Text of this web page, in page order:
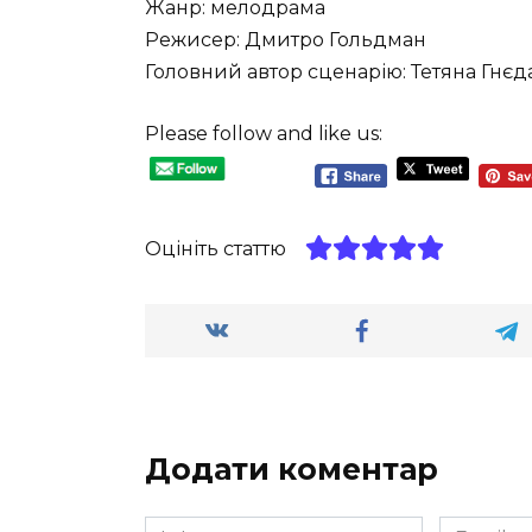
Жанр: мелодрама
Режисер: Дмитро Гольдман
Головний автор сценарію: Тетяна
Please follow and like us:
Оцініть статтю
Додати коментар